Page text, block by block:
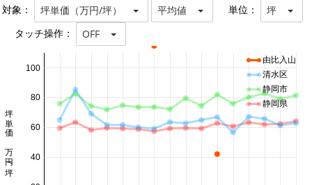
対象： 坪単価（万円/坪） 平均値 単位： 坪
タッチ操作： OFF
40
60
80
100
坪単価 万円/坪
由比入山
清水区
静岡市
静岡県